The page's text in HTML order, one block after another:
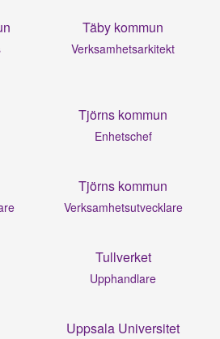
Täby kommun
Verksamhetsarkitekt
Tjörns kommun
Enhetschef
Tjörns kommun
Verksamhetsutvecklare
Tullverket
Upphandlare
Uppsala Universitet